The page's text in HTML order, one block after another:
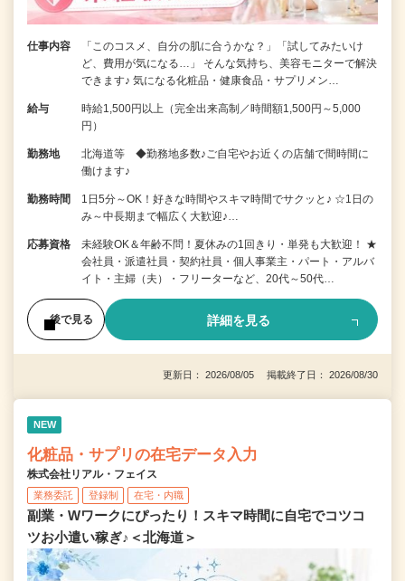
仕事内容
「このコスメ、自分の肌に合うかな？」「試してみたいけ
ど、費用が気になる…」 そんな気持ち、美容モニターで解決
できます♪ 気になる化粧品・健康食品・サプリメン…
給与
時給1,500円以上（完全出来高制／時間額1,500円～5,000
円）
勤務地
北海道等 ◆勤務地多数♪ご自宅やお近くの店舗で間時間に
働けます♪
勤務時間
1日5分～OK！好きな時間やスキマ時間でサクッと♪ ☆1日の
み～中長期まで幅広く大歓迎♪…
応募資格
未経験OK＆年齢不問！夏休みの1回きり・単発も大歓迎！ ★
会社員・派遣社員・契約社員・個人事業主・パート・アルバ
イト・主婦（夫）・フリーターなど、20代～50代…
後で見る 詳細を見る
更新日： 2026/08/05 掲載終了日： 2026/08/30
NEW
化粧品・サプリの在宅データ入力
株式会社リアル・フェイス
業務委託 登録制 在宅・内職
副業・Wワークにぴったり！スキマ時間に自宅でコツコ
ツお小遣い稼ぎ♪＜北海道＞